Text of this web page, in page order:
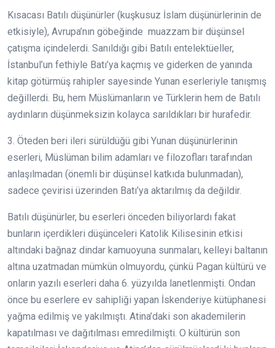
Kısacası Batılı düşünürler (kuşkusuz İslam düşünürlerinin de
etkisiyle), Avrupa’nın göbeğinde muazzam bir düşünsel
çatışma içindelerdi. Sanıldığı gibi Batılı entelektüeller,
İstanbul’un fethiyle Batı’ya kaçmış ve giderken de yanında
kitap götürmüş rahipler sayesinde Yunan eserleriyle tanışmış
değillerdi. Bu, hem Müslümanların ve Türklerin hem de Batılı
aydınların düşünmeksizin kolayca sarıldıkları bir hurafedir.
3. Öteden beri ileri sürüldüğü gibi Yunan düşünürlerinin
eserleri, Müslüman bilim adamları ve filozofları tarafından
anlaşılmadan (önemli bir düşünsel katkıda bulunmadan),
sadece çevirisi üzerinden Batı’ya aktarılmış da değildir.
Batılı düşünürler, bu eserleri önceden biliyorlardı fakat
bunların içerdikleri düşünceleri Katolik Kilisesinin etkisi
altındaki bağnaz dindar kamuoyuna sunmaları, kelleyi baltanın
altına uzatmadan mümkün olmuyordu, çünkü Pagan kültürü ve
onların yazılı eserleri daha 6. yüzyılda lanetlenmişti. Ondan
önce bu eserlere ev sahipliği yapan İskenderiye kütüphanesi
yağma edilmiş ve yakılmıştı. Atina’daki son akademilerin
kapatılması ve dağıtılması emredilmişti. O kültürün son